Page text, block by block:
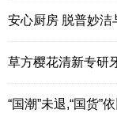
安心厨房 脱普妙洁
草方樱花清新专研
“国潮”未退,“国货